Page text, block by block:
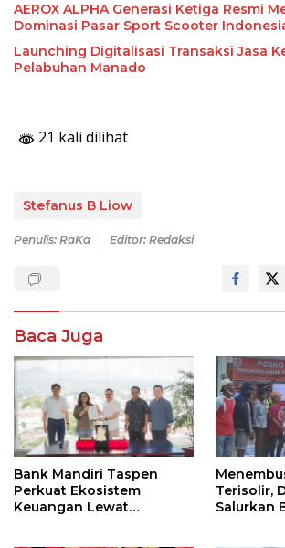
AEROX ALPHA Generasi Ketiga Resmi
Dominasi Pasar Sport Scooter
Launching Digitalisasi Transaksi Jasa
Pelabuhan Manado
21 kali dilihat
Stefanus B Liow
Penulis: RaKa Editor: Redaksi
Baca Juga
Bank Mandiri Taspen
Perkuat Ekosistem
Keuangan Lewat
Terisolir,
Salurkan